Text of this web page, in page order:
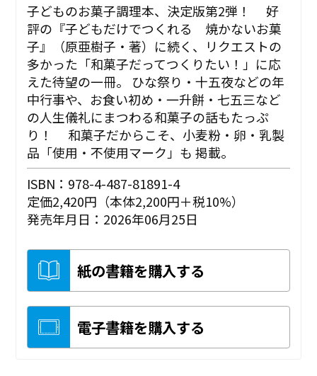
子どものお菓子調理本、決定版第2弾！ 好
評の『子どもだけでつくれる 焼かないお菓
子』（原亜樹子・著）に続く、リクエストの
多かった「和菓子だってつくりたい！」に応
えた待望の一冊。 ひな祭り・十五夜などの年
中行事や、お食い初め・一升餅・七五三など
の人生儀礼にまつわる和菓子の話もたっぷ
り！ 和菓子だからこそ、小麦粉・卵・乳製
品「使用・不使用マーク」も 掲載。
ISBN：978-4-487-81891-4
定価2,420円（本体2,200円＋税10%）
発売年月日：2026年06月25日
紙の書籍を購入する
電子書籍を購入する